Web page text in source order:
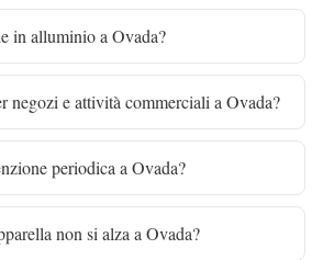
in alluminio a Ovada?
negozi e attività commerciali a Ovada?
periodica a Ovada?
non si alza a Ovada?